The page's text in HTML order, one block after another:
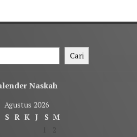
Cari
Naskah
Agustus 2026
S R K J S M